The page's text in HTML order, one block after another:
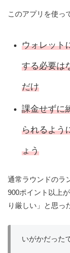
このアプリを使っ
ウォレット
する必要は
だけ
課金せずに
られるよう
ょう
通常ラウンドのラ
900ポイント以上
り厳しい」と思っ
いがかだった